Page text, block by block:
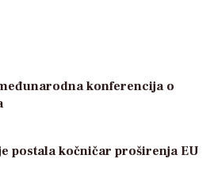
konferencija o
postala kočničar proširenja EU